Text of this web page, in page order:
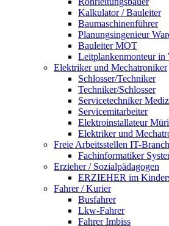
Kalkulator / Bauleiter
Baumaschinenführer
Planungsingenieur
Bauleiter MOT
Leitplankenmonteur in
Elektriker und Mechatroniker
Schlosser/Techniker
Techniker/Schlosser
Servicetechniker
Servicemitarbeiter
Elektroinstallateur
Elektriker und
Freie Arbeitsstellen IT-
Fachinformatiker
Erzieher / Sozialpädagogen
ERZIEHER im
Fahrer / Kurier
Busfahrer
Lkw-Fahrer
Fahrer Imbiss